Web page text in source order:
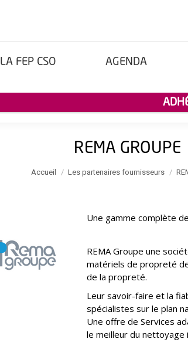
LA FEP CSO AGENDA
REMA GROUPE
Vous êtes ici :
Accueil Les partenaires fournisseurs
Une gamme complète
REMA Groupe une
matériels de propreté
de la propreté.
Leur savoir-faire et la
spécialistes sur le plan
Une offre de Services
le meilleur du nettoyage